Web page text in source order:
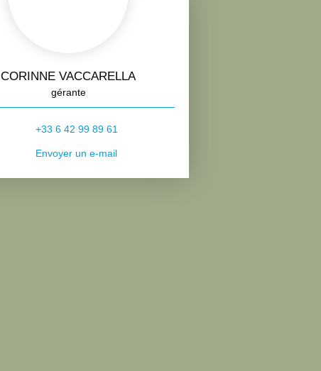
CORINNE VACCARELLA
gérante
+33 6 42 99 89 61
Envoyer un e-mail